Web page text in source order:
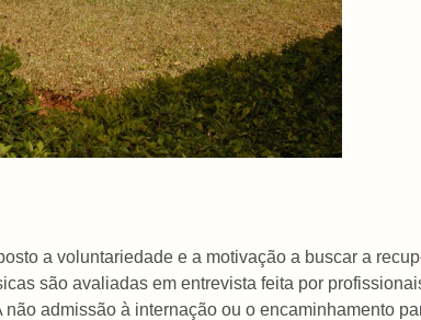
a voluntariedade e a motivação a buscar a
são avaliadas em entrevista feita por
admissão à internação ou o encaminhamento